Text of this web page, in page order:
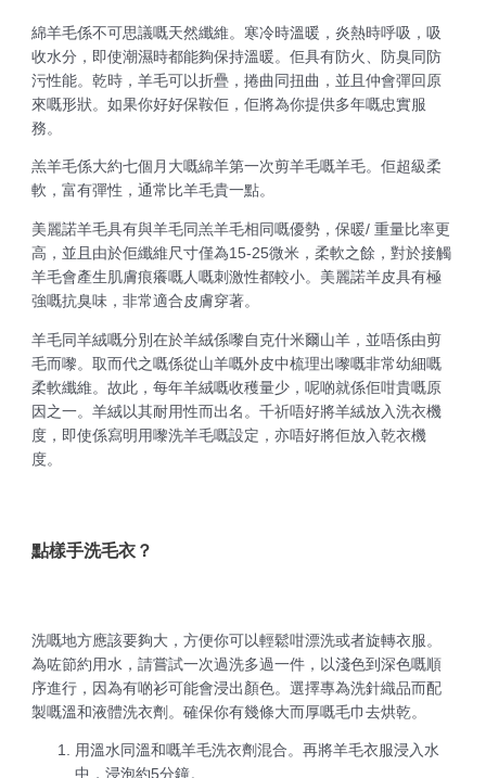
綿羊毛係不可思議嘅天然纖維。寒冷時溫暖，炎熱時呼吸，吸
收水分，即使潮濕時都能夠保持溫暖。佢具有防火、防臭同防
污性能。乾時，羊毛可以折疊，捲曲同扭曲，並且仲會彈回原
來嘅形狀。如果你好好保鞍佢，佢將為你提供多年嘅忠實服
務。
羔羊毛係大約七個月大嘅綿羊第一次剪羊毛嘅羊毛。佢超級柔
軟，富有彈性，通常比羊毛貴一點。
美麗諾羊毛具有與羊毛同羔羊毛相同嘅優勢，保暖/ 重量比率更
高，並且由於佢纖維尺寸僅為15-25微米，柔軟之餘，對於接觸
羊毛會產生肌膚痕癢嘅人嘅刺激性都較小。美麗諾羊皮具有極
強嘅抗臭味，非常適合皮膚穿著。
羊毛同羊絨嘅分別在於羊絨係嚟自克什米爾山羊，並唔係由剪
毛而嚟。取而代之嘅係從山羊嘅外皮中梳理出嚟嘅非常幼細嘅
柔軟纖維。故此，每年羊絨嘅收穫量少，呢啲就係佢咁貴嘅原
因之一。羊絨以其耐用性而出名。千祈唔好將羊絨放入洗衣機
度，即使係寫明用嚟洗羊毛嘅設定，亦唔好將佢放入乾衣機
度。
點樣手洗毛衣？
洗嘅地方應該要夠大，方便你可以輕鬆咁漂洗或者旋轉衣服。
為咗節約用水，請嘗試一次過洗多過一件，以淺色到深色嘅順
序進行，因為有啲衫可能會浸出顏色。選擇專為洗針織品而配
製嘅溫和液體洗衣劑。確保你有幾條大而厚嘅毛巾去烘乾。
用溫水同溫和嘅羊毛洗衣劑混合。再將羊毛衣服浸入水
中，浸泡約5分鐘。